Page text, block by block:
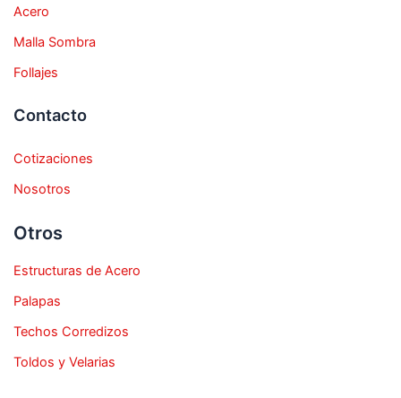
Acero
Malla Sombra
Follajes
Contacto
Cotizaciones
Nosotros
Otros
Estructuras de Acero
Palapas
Techos Corredizos
Toldos y Velarias